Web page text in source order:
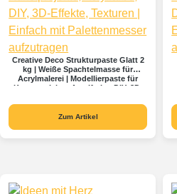
Creative Deco Strukturpaste Glatt 2
kg | Weiße Spachtelmasse für
Acrylmalerei | Modellierpaste für
Kunstprojekte, Acrylfarbe, DIY, 3D-
Palettenmesser aufzutragen
Zum Artikel